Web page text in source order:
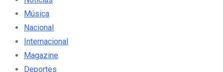
Música
Nacional
Internacional
Magazine
Deportes